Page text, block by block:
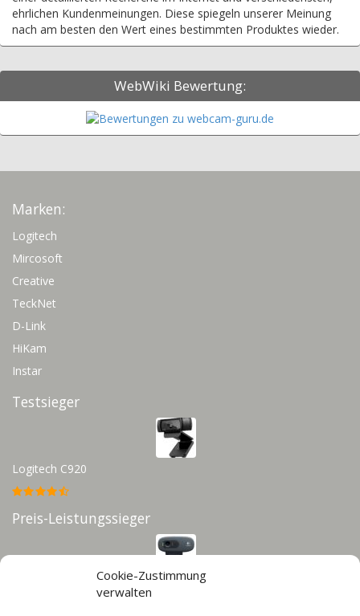
Cookie-Zustimmung
verwalten
ehrlichen Kundenmeinungen. Diese spiegeln unserer Meinung
nach am besten den Wert eines bestimmten Produktes wieder.
WebWiki Bewertung:
Marken:
Logitech
Mircosoft
Creative
TeckNet
D-Link
HiKam
Instar
Testsieger
Logitech C920
Preis-Leistungssieger